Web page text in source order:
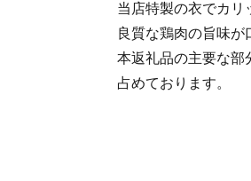
当店特製の衣でカリ
良質な鶏肉の旨味が
本返礼品の主要な部
占めております。